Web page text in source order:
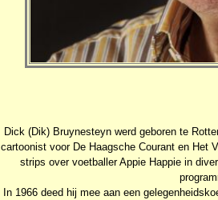
Dick (Dik) Bruynesteyn werd geboren te
cartoonist voor De Haagsche Courant en Het
strips over voetballer Appie Happie in
In 1966 deed hij mee aan een